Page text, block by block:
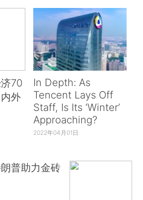
70
外
In Depth: As
Tencent Lays Off
Staff, Is Its ‘Winter’
Approaching?
2022年04月01日
普助力金砖